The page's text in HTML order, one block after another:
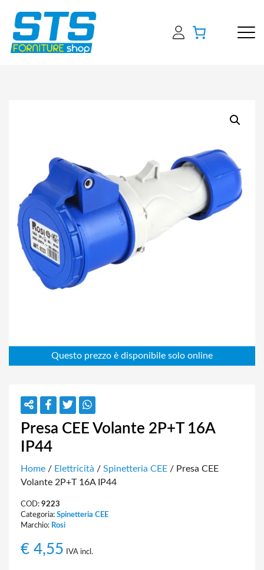
Presa CEE Volante 2P+T 16A
IP44
Home / Elettricità / Spinetteria CEE / Presa CEE
Volante 2P+T 16A IP44
COD: 9223
Categoria: Spinetteria CEE
Marchio: Rosi
€ 4,55 IVA incl.